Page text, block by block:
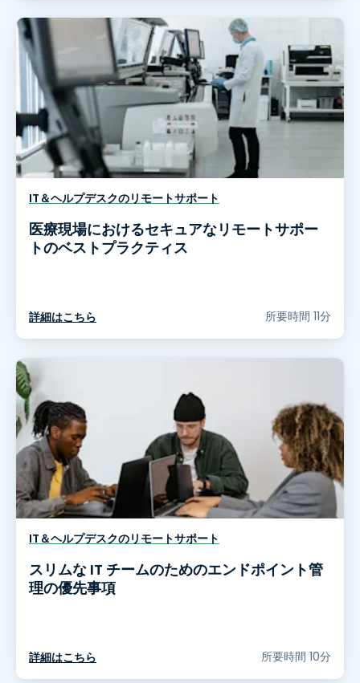
IT＆ヘルプデスクのリモートサポート
医療現場におけるセキュアなリモートサポー
トのベストプラクティス
詳細はこちら 所要時間 11分
IT＆ヘルプデスクのリモートサポート
スリムな IT チームのためのエンドポイント管
理の優先事項
詳細はこちら 所要時間 10分